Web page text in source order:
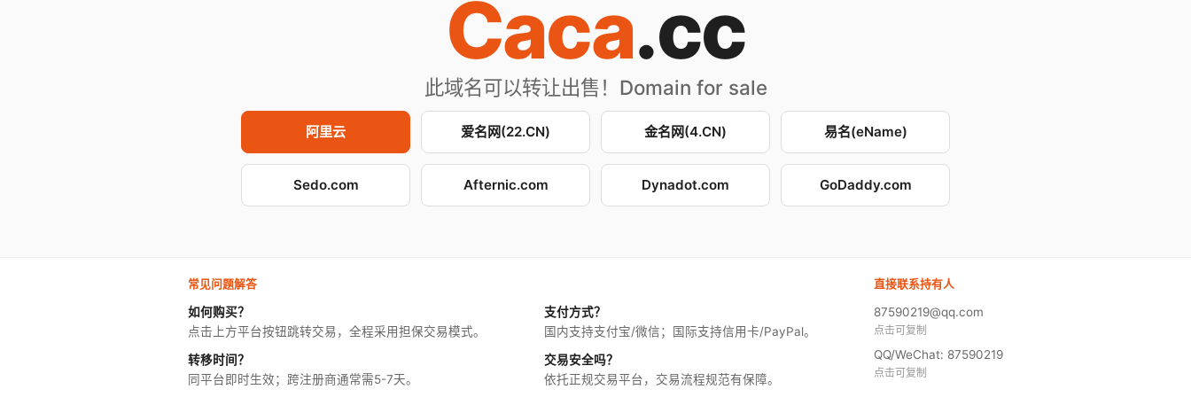
Caca.cc
此域名可以转让出售！Domain for sale
阿里云 爱名网(22.CN) 金名网(4.CN) 易名(eName)
Sedo.com Afternic.com Dynadot.com GoDaddy.com
常见问题解答
如何购买？
点击上方平台按钮跳转交易，全程采用担保交易模式。
支付方式？
国内支持支付宝/微信；国际支持信用卡/PayPal。
转移时间？
同平台即时生效；跨注册商通常需5-7天。
交易安全吗？
依托正规交易平台，交易流程规范有保障。
直接联系持有人
87590219@qq.com
点击可复制
QQ/WeChat: 87590219
点击可复制